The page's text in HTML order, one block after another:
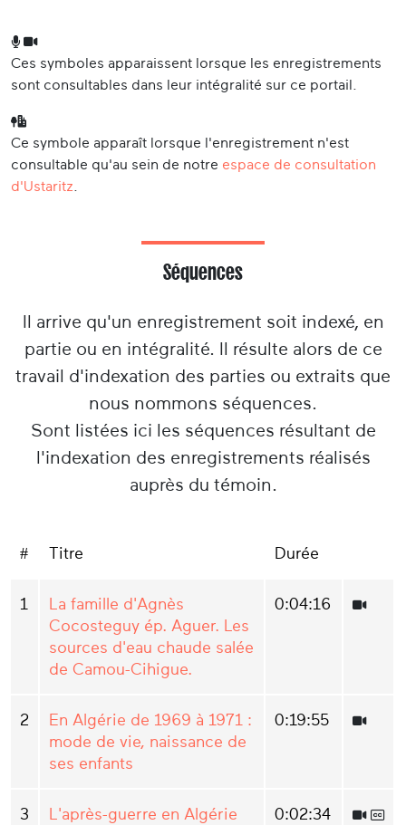
Ces symboles apparaissent lorsque les enregistrements
sont consultables dans leur intégralité sur ce portail.
Ce symbole apparaît lorsque l'enregistrement n'est
consultable qu'au sein de notre espace de consultation
d'Ustaritz
Séquences
Il arrive qu'un enregistrement soit indexé, en
partie ou en intégralité. Il résulte alors de ce
travail d'indexation des parties ou extraits que
nous nommons séquences.
Sont listées ici les séquences résultant de
l'indexation des enregistrements réalisés
auprès du témoin.
# Titre Durée
1
La famille d'Agnès
Cocosteguy ép. Aguer. Les
sources d'eau chaude salée
de Camou-Cihigue.
0:04:16
2
En Algérie de 1969 à 1971 :
mode de vie, naissance de
ses enfants
0:19:55
3
L'après-guerre en Algérie
0:02:34